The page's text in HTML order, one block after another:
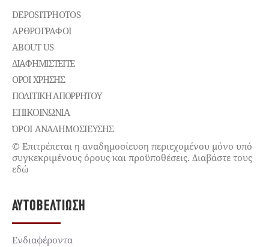
DEPOSITPHOTOS
ΑΡΘΡΟΓΡΑΦΟΙ
ABOUT US
ΔΙΑΦΗΜΙΣΤΕΊΤΕ
ΌΡΟΙ ΧΡΉΣΗΣ
ΠΟΛΙΤΙΚΉ ΑΠΟΡΡΉΤΟΥ
ΕΠΙΚΟΙΝΩΝΊΑ
ΌΡΟΙ ΑΝΑΔΗΜΟΣΙΕΥΣΗΣ
© Επιτρέπεται η αναδημοσίευση περιεχομένου μόνο υπό
συγκεκριμένους όρους και προϋποθέσεις. Διαβάστε τους
εδώ
ΑΥΤΟΒΕΛΤΊΩΣΗ
Ενδιαφέροντα